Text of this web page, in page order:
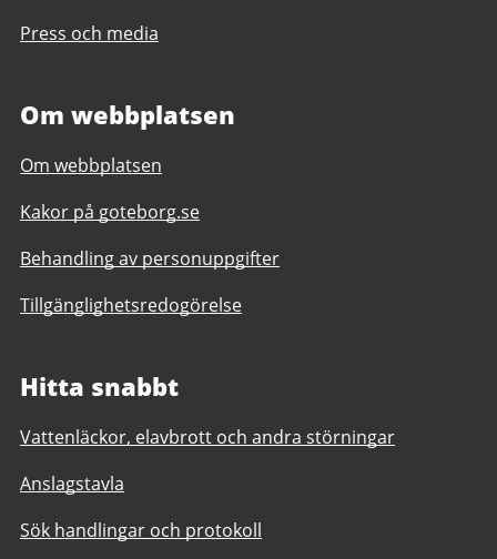
Press och media
Om webbplatsen
Om webbplatsen
Kakor på goteborg.se
Behandling av personuppgifter
Tillgänglighetsredogörelse
Hitta snabbt
Vattenläckor, elavbrott och andra störningar
Anslagstavla
Sök handlingar och protokoll